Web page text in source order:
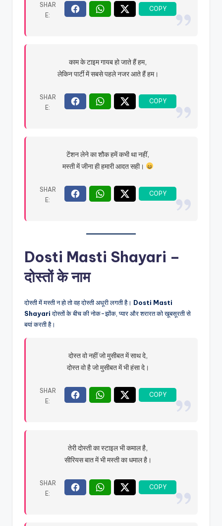
काम के टाइम गायब हो जाते हैं हम,
लेकिन पार्टी में सबसे पहले नजर आते हैं हम।
टेंशन लेने का शौक हमें कभी था नहीं,
मस्ती में जीना ही हमारी आदत सही।
Dosti Masti Shayari –
दोस्तों के नाम
दोस्ती में मस्ती न हो तो वह दोस्ती अधूरी लगती है। Dosti Masti
Shayariदोस्तों के बीच की नोक-झोंक, प्यार और शरारत को खूबसूरती से
बयां करती है।
दोस्त वो नहीं जो मुसीबत में साथ दे,
दोस्त वो है जो मुसीबत में भी हंसा दे।
तेरी दोस्ती का स्टाइल भी कमाल है,
सीरियस बात में भी मस्ती का धमाल है।